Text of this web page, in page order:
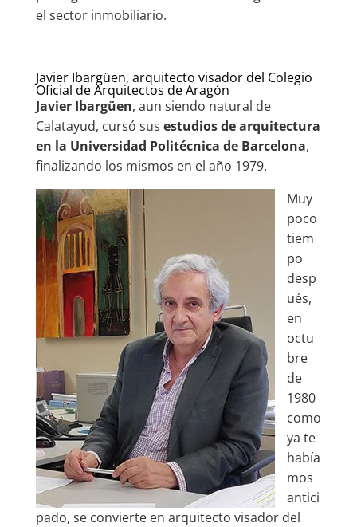
el sector inmobiliario.
Javier Ibargüen, arquitecto visador del Colegio
Oficial de Arquitectos de Aragón
Javier Ibargüen, aun siendo natural de
Calatayud, cursó sus estudios de arquitectura
en la Universidad Politécnica de Barcelona,
finalizando los mismos en el año 1979.
Muy
poco
tiem
po
desp
ués,
en
octu
bre
de
1980
como
ya te
había
mos
antici
pado, se convierte en arquitecto visador del